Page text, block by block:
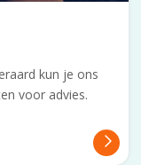
kun je ons
voor advies.